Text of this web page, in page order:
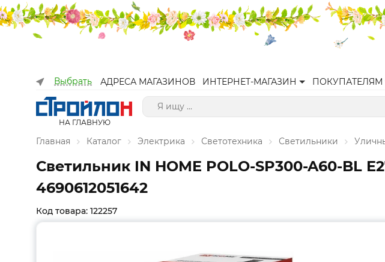
Выбрать АДРЕСА МАГАЗИНОВ ИНТЕРНЕТ-МАГАЗИН ПОКУПАТЕЛЯМ
НА ГЛАВНУЮ
Главная Каталог Электрика Светотехника Светильники
Светильник IN HOME POLO-SP300-A60-BL
4690612051642
Код товара: 122257